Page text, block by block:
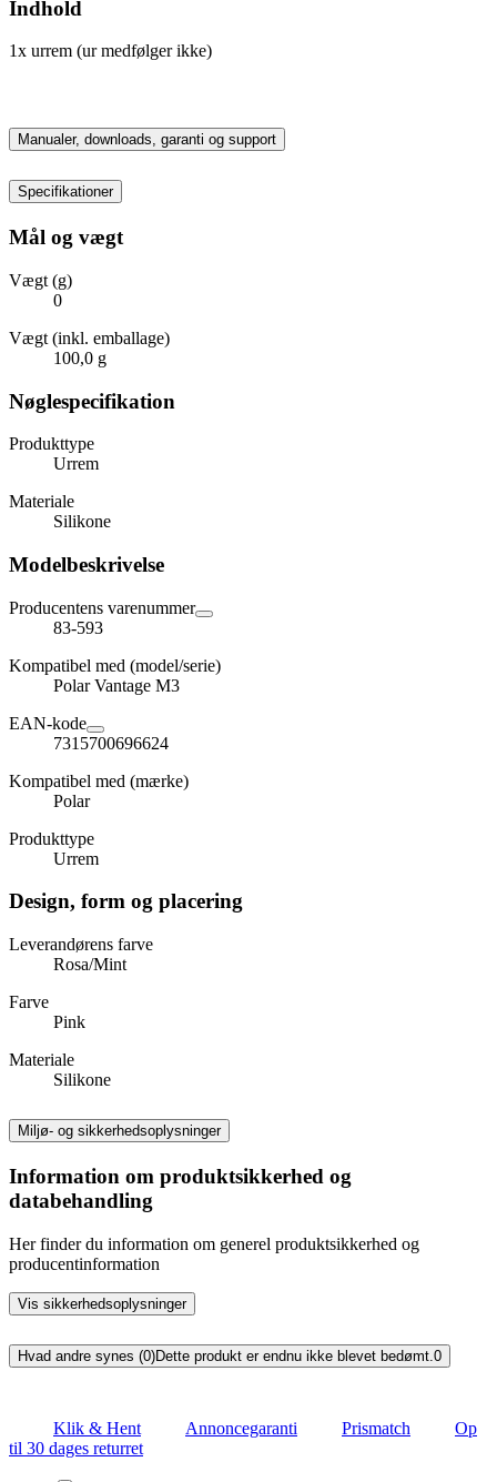
Indhold
1x urrem (ur medfølger ikke)
Manualer, downloads, garanti og support
Specifikationer
Mål og vægt
Vægt (g)
0
Vægt (inkl. emballage)
100,0 g
Nøglespecifikation
Produkttype
Urrem
Materiale
Silikone
Modelbeskrivelse
Producentens varenummer
83-593
Kompatibel med (model/serie)
Polar Vantage M3
EAN-kode
7315700696624
Kompatibel med (mærke)
Polar
Produkttype
Urrem
Design, form og placering
Leverandørens farve
Rosa/Mint
Farve
Pink
Materiale
Silikone
Miljø- og sikkerhedsoplysninger
Information om produktsikkerhed og
databehandling
Her finder du information om generel produktsikkerhed og
producentinformation
Vis sikkerhedsoplysninger
Hvad andre synes (0)Dette produkt er endnu ikke blevet bedømt. 0
Klik & Hent Annoncegaranti Prismatch
Op
til 30 dages returret